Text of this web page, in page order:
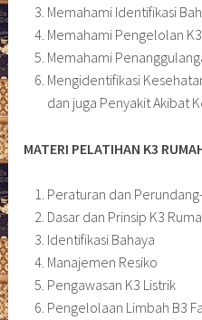
Memahami Identifikasi
Memahami Pengelolan
Memahami
Mengidentifikasi
dan juga Penyakit Akibat
MATERI PELATIHAN K3
Peraturan dan
Dasar dan Prinsip K3
Identifikasi Bahaya
Manajemen Resiko
Pengawasan K3 Listrik
Pengelolaan Limbah B3